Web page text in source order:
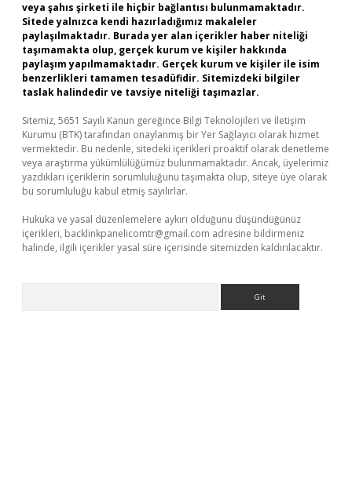
veya şahıs şirketi ile hiçbir bağlantısı bulunmamaktadır.
Sitede yalnızca kendi hazırladığımız makaleler
paylaşılmaktadır. Burada yer alan içerikler haber niteliği
taşımamakta olup, gerçek kurum ve kişiler hakkında
paylaşım yapılmamaktadır. Gerçek kurum ve kişiler ile isim
benzerlikleri tamamen tesadüfidir. Sitemizdeki bilgiler
taslak halindedir ve tavsiye niteliği taşımazlar.
Sitemiz, 5651 Sayılı Kanun gereğince Bilgi Teknolojileri ve İletişim
Kurumu (BTK) tarafından onaylanmış bir Yer Sağlayıcı olarak hizmet
vermektedir. Bu nedenle, sitedeki içerikleri proaktif olarak denetleme
veya araştırma yükümlülüğümüz bulunmamaktadır. Ancak, üyelerimiz
yazdıkları içeriklerin sorumluluğunu taşımakta olup, siteye üye olarak
bu sorumluluğu kabul etmiş sayılırlar.
Hukuka ve yasal düzenlemelere aykırı olduğunu düşündüğünüz
içerikleri, backlinkpanelicomtr@gmail.com adresine bildirmeniz
halinde, ilgili içerikler yasal süre içerisinde sitemizden kaldırılacaktır.